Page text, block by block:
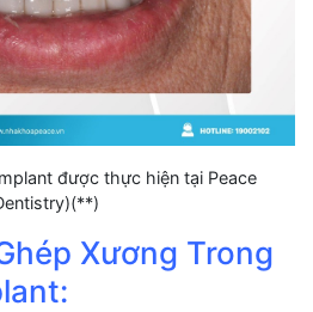
được thực hiện tại Peace
Xương Trong